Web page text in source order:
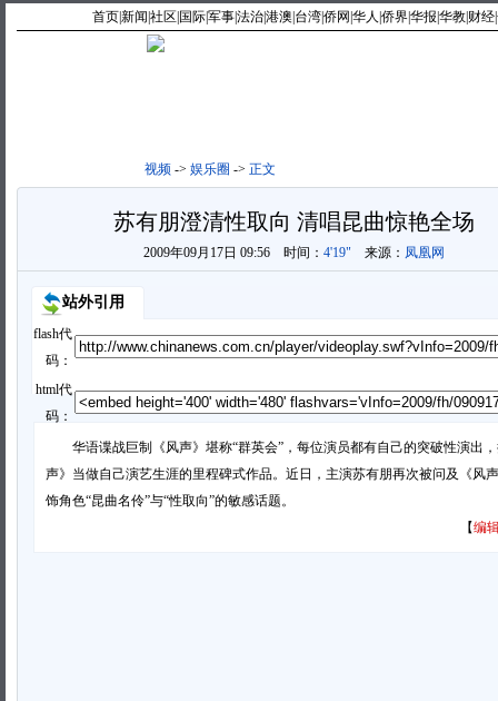
首页新闻 社区 国际军事法治港澳 台湾侨网 华人 侨界华报 华教 财经
视频 -> 娱乐圈 -> 正文
苏有朋澄清性取向 清唱昆曲惊艳全场
2009年09月17日 09:56 时间： 4'19" 来源： 凤凰网
站外引用
flash代
码：
html代
码：
华语谍战巨制《风声》堪称“群英会”，每位演员都有自己的突破性演出
声》当做自己演艺生涯的里程碑式作品。近日，主演苏有朋再次被问及《风
饰角色“昆曲名伶”与“性取向”的敏感话题。
【编